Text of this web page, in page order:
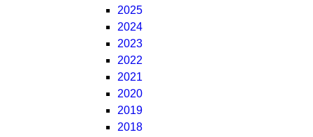
2025
2024
2023
2022
2021
2020
2019
2018